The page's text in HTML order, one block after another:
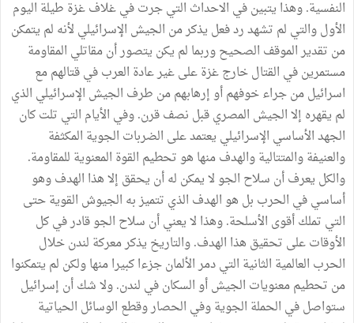
النفسية. وهذا يتبين في الاحداث التي جرت في غلاف غزة طيلة اليوم
الأول والتي لم تشهد رد فعل يذكر من الجيش الإسرائيلي لأنه لم يتمكن
من تقدير الموقف الصحيح وربما لم يكن يتصور أن مقاتلي المقاومة
مستمرين في القتال خارج غزة على غير عادة العرب في قتالهم مع
اسرائيل من جراء خوفهم أو إرهابهم من طرف الجيش الإسرائيلي الذي
لم يقهره إلا الجيش المصري قبل نصف قرن. وفي الأيام التي تلت كان
الجهد الأساسي الإسرائيلي يعتمد على الضربات الجوية المكثفة
والعنيفة والمتتالية والهدف منها هو تحطيم القوة المعنوية للمقاومة.
والكل يعرف أن سلاح الجو لا يمكن له أن يحقق إلا هذا الهدف وهو
أساسي في الحرب بل هو الهدف الذي تتميز به الجيوش القوية حتى
التي تملك أقوى الأسلحة. وهذا لا يعني أن سلاح الجو قادر في كل
الأوقات على تحقيق هذا الهدف. والتاريخ يذكر معركة لندن خلال
الحرب العالمية الثانية التي دمر الألمان جزءا كبيرا منها ولكن لم يتمكنوا
من تحطيم معنويات الجيش أو السكان في لندن. ولا شك أن إسرائيل
ستواصل في الحملة الجوية وفي الحصار وقطع الوسائل الحياتية